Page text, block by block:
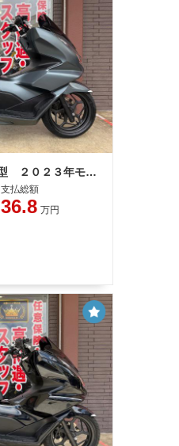
ホンダ ＰＣＸ ＪＫ０５型 ２０２３年モデル ＡＢＳ 社外リアキャリア キーレス ＬＥＤヘッドライト タイプＣソケット
支払総額
36.8 万円